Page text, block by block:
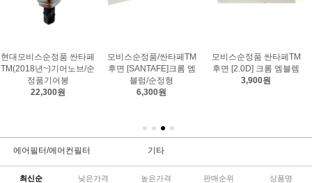
품/싼타페TM
크롬 엠
/순정형
모비스순정품 싼타페TM
후면 [2.0D] 크롬 엠블렘
모비스순정품 벨로스터N
후면 [N] 크롬 엠블럼
모비스순
크롬 [N]
에어필터/에어컨필터 기타
최신순 낮은가격 높은가격 판매순위 상품명